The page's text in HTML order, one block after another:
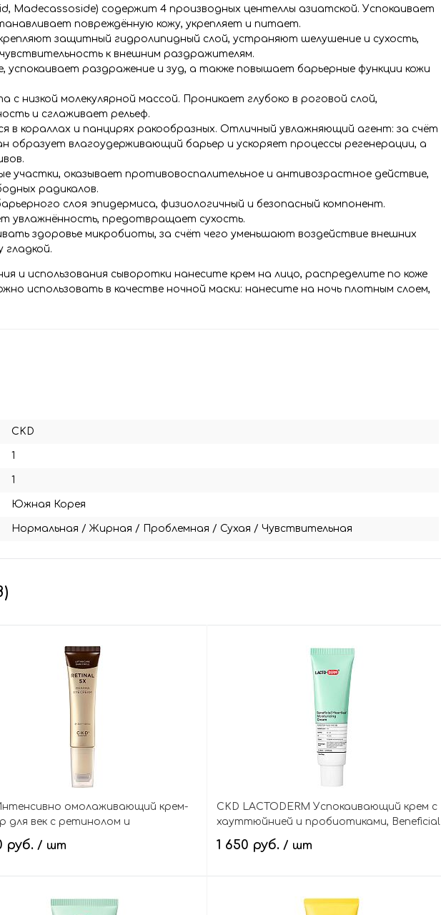
Madecassoside) содержит 4 производных центеллы азиатской. Успокаивает
повреждённую кожу, укрепляет и питает.
защитный гидролипидный слой, устраняют шелушение и сухость,
к внешним раздражителям.
успокаивает раздражение и зуд, а также повышает барьерные функции кожи
низкой молекулярной массой. Проникает глубоко в роговой слой,
и сглаживает рельеф.
в кораллах и панцирях ракообразных. Отличный увлажняющий агент: за счёт
образует влагоудерживающий барьер и ускоряет процессы регенерации, а
участки, оказывает противовоспалительное и антивозрастное действие,
радикалов.
слоя эпидермиса, физиологичный и безопасный компонент.
увлажнённость, предотвращает сухость.
здоровье микробиоты, за счёт чего уменьшают воздействие внешних
гладкой.
и использования сыворотки нанесите крем на лицо, распределите по коже
использовать в качестве ночной маски: нанесите на ночь плотным слоем,
CKD
1
1
Южная Корея
Нормальная / Жирная / Проблемная / Сухая / Чувствительная
омолаживающий крем-
для век с ретинолом и
Retinal 5X Guasha Eye
руб. / шт
В корзину
CKD LACTODERM Успокаивающий крем с
хауттюйнией и пробиотиками, Beneficial
Heartleaf Moisturizing Cream
1 650 руб. / шт
В корзину